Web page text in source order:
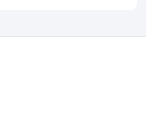
ILMIY
817 м
BIOORGANIK
INSTITUTI